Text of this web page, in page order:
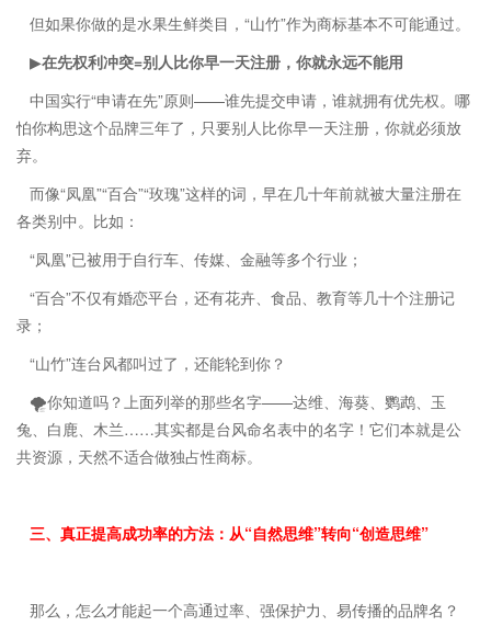
但如果你做的是水果生鲜类目，“山竹”作为商标基本不可能通过。
▶在先权利冲突=别人比你早一天注册，你就永远不能用
中国实行“申请在先”原则——谁先提交申请，谁就拥有优先权。哪
怕你构思这个品牌三年了，只要别人比你早一天注册，你就必须放
弃。
而像“凤凰”“百合”“玫瑰”这样的词，早在几十年前就被大量注册在
各类别中。比如：
“凤凰”已被用于自行车、传媒、金融等多个行业；
“百合”不仅有婚恋平台，还有花卉、食品、教育等几十个注册记
录；
“山竹”连台风都叫过了，还能轮到你？
🌪️你知道吗？上面列举的那些名字——达维、海葵、鹦鹉、玉
兔、白鹿、木兰……其实都是台风命名表中的名字！它们本就是公
共资源，天然不适合做独占性商标。
三、真正提高成功率的方法：从“自然思维”转向“创造思维”
那么，怎么才能起一个高通过率、强保护力、易传播的品牌名？